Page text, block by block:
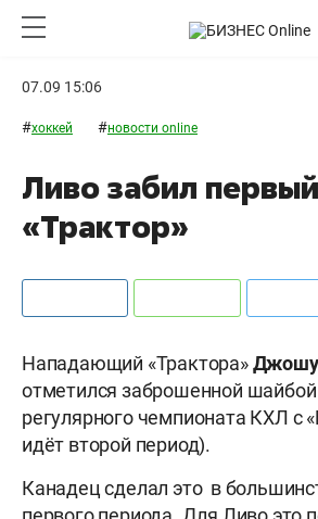
07.09 15:06
#хоккей #новости online
Ливо забил
«Трактор»
Нападающий «Трактора»
отметился заброшенной
регулярного чемпионата КХЛ с
идёт второй период).
Канадец сделал это в